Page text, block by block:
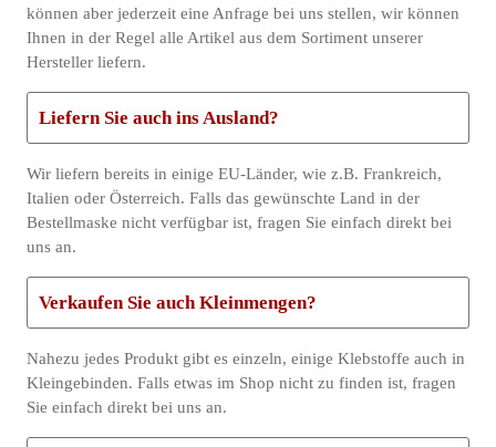
können aber jederzeit eine Anfrage bei uns stellen, wir können
Ihnen in der Regel alle Artikel aus dem Sortiment unserer
Hersteller liefern.
Liefern Sie auch ins Ausland?
Wir liefern bereits in einige EU-Länder, wie z.B. Frankreich,
Italien oder Österreich. Falls das gewünschte Land in der
Bestellmaske nicht verfügbar ist, fragen Sie einfach direkt bei
uns an.
Verkaufen Sie auch Kleinmengen?
Nahezu jedes Produkt gibt es einzeln, einige Klebstoffe auch in
Kleingebinden. Falls etwas im Shop nicht zu finden ist, fragen
Sie einfach direkt bei uns an.